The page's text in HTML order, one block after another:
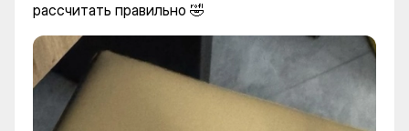
рассчитать правильно 🤣